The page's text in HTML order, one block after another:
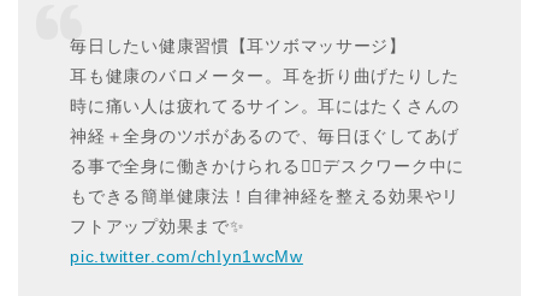
毎日したい健康習慣【耳ツボマッサージ】
耳も健康のバロメーター。耳を折り曲げたりした
時に痛い人は疲れてるサイン。耳にはたくさんの
神経＋全身のツボがあるので、毎日ほぐしてあげ
る事で全身に働きかけられる🙆‍♀️デスクワーク中に
もできる簡単健康法！自律神経を整える効果やリ
フトアップ効果まで✨
pic.twitter.com/chIyn1wcMw